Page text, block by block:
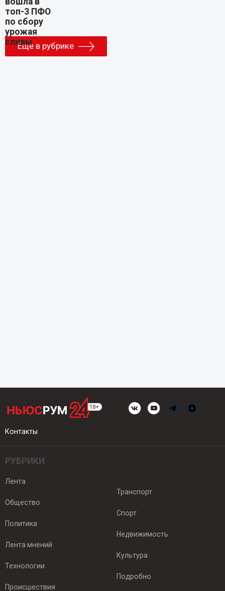
Еще в рубрике
Контакты
РУБРИКИ
Лента
Общество
Политика
Лента мнений
Технологии
Происшествия
Транспорт
Спорт
Недвижимость
Культура
Подробно